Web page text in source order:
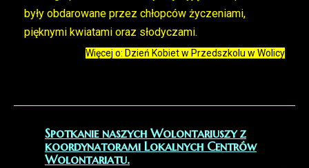
były obdarowane przez chłopców życzeniami,
pięknymi kwiatami oraz słodyczami.
Więcej o: Dzień Kobiet w Przedszkolu w Wolicy
Spotkanie naszych Wolontariuszy z
koordynatorami Lokalnych Centrów
Wolontariatu.